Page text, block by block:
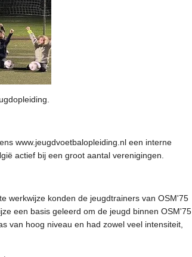
www.jeugdvoetbalopleiding.nl een interne
actief bij een groot aantal verenigingen.
werkwijze konden de jeugdtrainers van OSM'75
een basis geleerd om de jeugd binnen OSM'75
van hoog niveau en had zowel veel intensiteit,